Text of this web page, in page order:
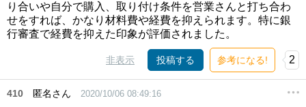
り合いや自分で購入、取り付け条件を営業さんと打ち合わ
せをすれば、かなり材料費や経費を抑えられます。特に銀
行審査で経費を抑えた印象が評価されました。
非表示 投稿する 参考になる! 2
410 匿名さん 2020/10/06 08:49:16